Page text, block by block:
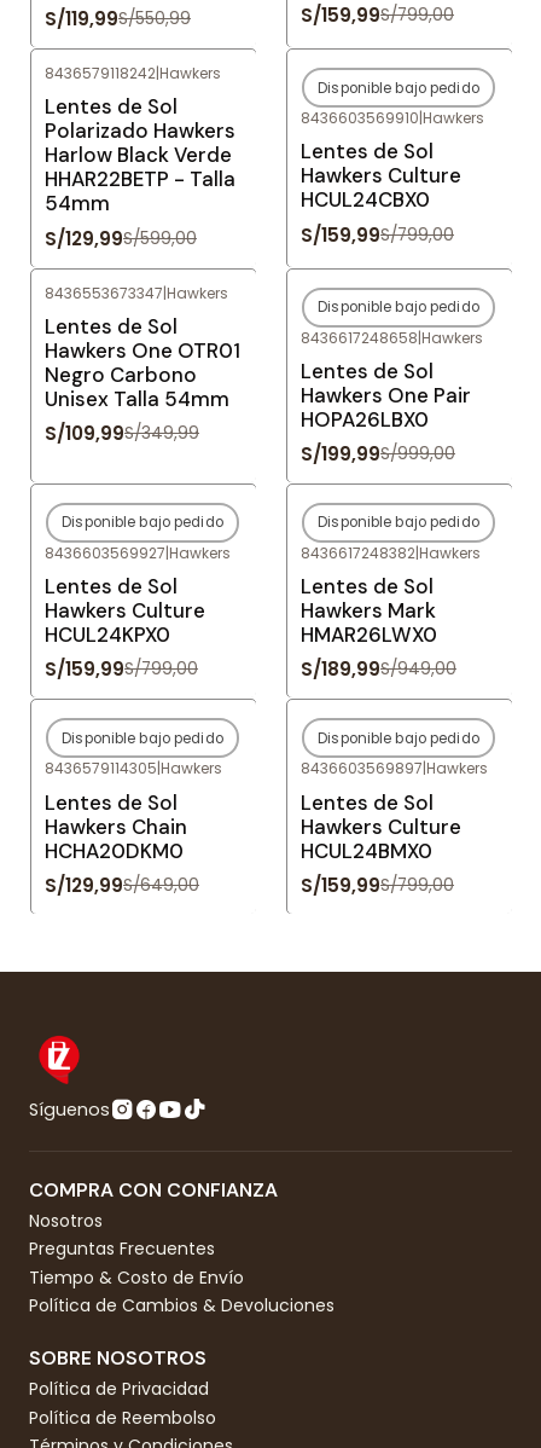
S/119,99S/550,99 S/159,99S/799,00
8436579118242|Hawkers
Lentes de Sol
Polarizado Hawkers
Harlow Black Verde
HHAR22BETP - Talla
54mm
S/129,99S/599,00
-80%OFF
Agotado
Disponible bajo pedido
8436603569910|Hawkers
Lentes de Sol
Hawkers Culture
HCUL24CBX0
S/159,99S/799,00
8436553673347|Hawkers
Lentes de Sol
Hawkers One OTR01
Negro Carbono
Unisex Talla 54mm
S/109,99S/349,99
-80%OFF
Agotado
Disponible bajo pedido
8436617248658|Hawkers
Lentes de Sol
Hawkers One Pair
HOPA26LBX0
S/199,99S/999,00
-80%OFF
Agotado
Disponible bajo pedido
8436603569927|Hawkers
Lentes de Sol
Hawkers Culture
HCUL24KPX0
S/159,99S/799,00
-80%OFF
Agotado
Disponible bajo pedido
8436617248382|Hawkers
Lentes de Sol
Hawkers Mark
HMAR26LWX0
S/189,99S/949,00
-80%OFF
Agotado
Disponible bajo pedido
8436579114305|Hawkers
Lentes de Sol
Hawkers Chain
HCHA20DKM0
S/129,99S/649,00
-80%OFF
Agotado
Disponible bajo pedido
8436603569897|Hawkers
Lentes de Sol
Hawkers Culture
HCUL24BMX0
S/159,99S/799,00
Síguenos
COMPRA CON CONFIANZA
Nosotros
Preguntas Frecuentes
Tiempo & Costo de Envío
Política de Cambios & Devoluciones
SOBRE NOSOTROS
Política de Privacidad
Política de Reembolso